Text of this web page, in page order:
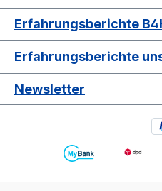
Erfahrungsberichte
Erfahrungsberichte
Newsletter